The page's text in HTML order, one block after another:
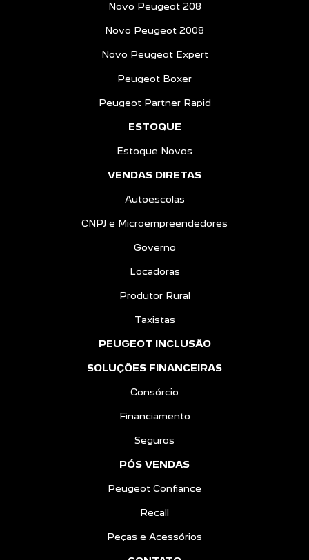
Novo Peugeot 208
Novo Peugeot 2008
Novo Peugeot Expert
Peugeot Boxer
Peugeot Partner Rapid
ESTOQUE
Estoque Novos
VENDAS DIRETAS
Autoescolas
CNPJ e Microempreendedores
Governo
Locadoras
Produtor Rural
Taxistas
PEUGEOT INCLUSÃO
SOLUÇÕES FINANCEIRAS
Consórcio
Financiamento
Seguros
PÓS VENDAS
Peugeot Confiance
Recall
Peças e Acessórios